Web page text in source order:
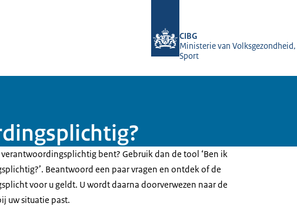
CIBG
Ministerie van
Sport
bent? Gebruik dan de tool ‘Ben ik
Beantwoord een paar vragen en ontdek of de
voor u geldt. U wordt daarna doorverwezen naar de
uw situatie past.